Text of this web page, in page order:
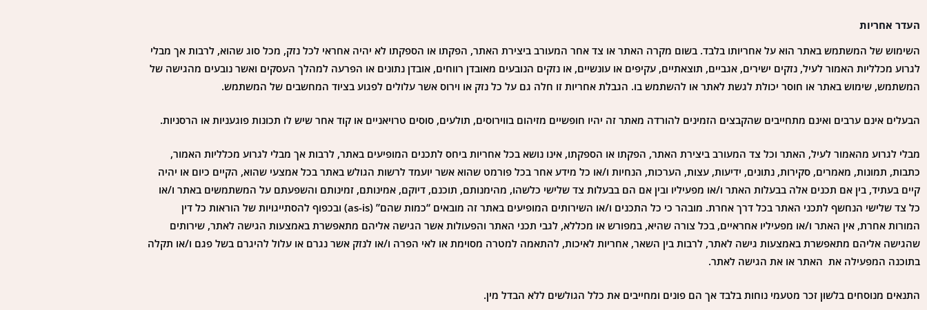
העדר אחריות
השימוש של המשתמש באתר הוא על אחריותו בלבד. בשום מקרה האתר או צד אחר המעורב ביצירת האתר, הפקתו או הספקתו לא יהיה אחראי לכל נזק, מכל סוג שהוא, לרבות אך מבלי
לגרוע מכלליות האמור לעיל, נזקים ישירים, אגביים, תוצאתיים, עקיפים או עונשיים, או נזקים הנובעים מאובדן רווחים, אובדן נתונים או הפרעה למהלך העסקים ואשר נובעים מהגישה של
המשתמש, שימוש באתר או חוסר יכולת לגשת לאתר או להשתמש בו. הגבלת אחריות זו חלה גם על כל נזק או וירוס אשר עלולים לפגוע בציוד המחשבים של המשתמש.
הבעלים אינם ערבים ואינם מתחייבים שהקבצים הזמינים להורדה מאתר זה יהיו חופשיים מזיהום בווירוסים, תולעים, סוסים טרויאניים או קוד אחר שיש לו תכונות פוגעניות או הרסניות.
מבלי לגרוע מהאמור לעיל, האתר וכל צד המעורב ביצירת האתר, הפקתו או הספקתו, אינו נושא בכל אחריות ביחס לתכנים המופיעים באתר, לרבות אך מבלי לגרוע מכלליות האמור,
כתבות, תמונות, מאמרים, סקירות, נתונים, ידיעות, עצות, הערכות, הנחיות ו/או כל מידע אחר בכל פורמט שהוא אשר יועמד לרשות הגולש באתר בכל אמצעי שהוא, הקיים כיום או יהיה
קיים בעתיד, בין אם תכנים אלה בבעלות האתר ו/או מפעיליו ובין אם הם בבעלות צד שלישי כלשהו, מהימנותם, תוכנם, דיוקם, אמינותם, זמינותם והשפעתם על המשתמשים באתר ו/או
כל צד שלישי הנחשף לתכני האתר בכל דרך אחרת. מובהר כי כל התכנים ו/או השירותים המופיעים באתר זה מובאים “כמות שהם” (as-is) ובכפוף להסתייגויות של הוראות כל דין
המורות אחרת, אין האתר ו/או מפעיליו אחראיים, בכל צורה שהיא, במפורש או מכללא, לגבי תכני האתר והפעולות אשר הגישה אליהם מתאפשרת באמצעות הגישה לאתר, שירותים
שהגישה אליהם מתאפשרת באמצעות גישה לאתר, לרבות בין השאר, אחריות לאיכות, להתאמה למטרה מסוימת או לאי הפרה ו/או לנזק אשר נגרם או עלול להיגרם בשל פגם ו/או תקלה
בתוכנה המפעילה את האתר או את הגישה לאתר.
התנאים מנוסחים בלשון זכר מטעמי נוחות בלבד אך הם פונים ומחייבים את כלל הגולשים ללא הבדל מין.